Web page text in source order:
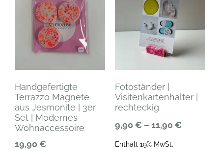
Handgefertigte
Terrazzo Magnete
aus Jesmonite | 3er
Set | Modernes
Wohnaccessoire
19,90 €
Fotoständer |
Visitenkartenhalter |
rechteckig
9,90 € – 11,90 €
Enthält 19% MwSt.